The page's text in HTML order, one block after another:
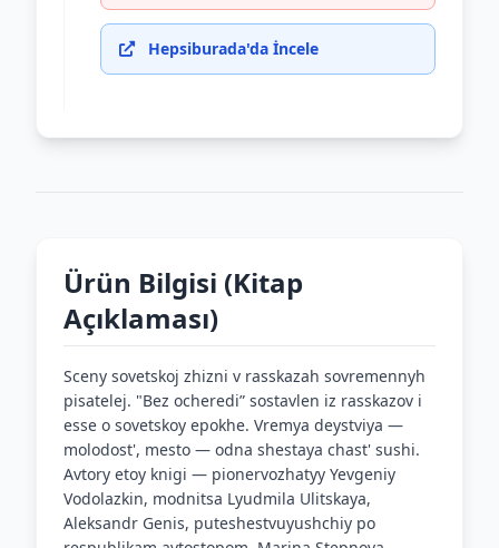
Hepsiburada'da İncele
Ürün Bilgisi (Kitap
Açıklaması)
Sceny sovetskoj zhizni v rasskazah sovremennyh
pisatelej. "Bez ocheredi” sostavlen iz rasskazov i
esse o sovetskoy epokhe. Vremya deystviya —
molodost', mesto — odna shestaya chast' sushi.
Avtory etoy knigi — pionervozhatyy Yevgeniy
Vodolazkin, modnitsa Lyudmila Ulitskaya,
Aleksandr Genis, puteshestvuyushchiy po